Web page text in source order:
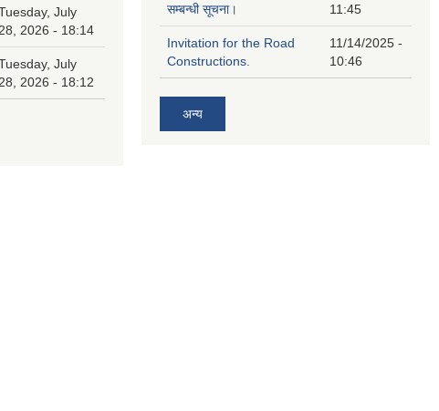
July
28, 2026 - 18:14
July
28, 2026 - 18:12
सम्बन्धी सूचना।
11:45
Invitation for the Road
Constructions.
11/14/2025 -
10:46
अन्य